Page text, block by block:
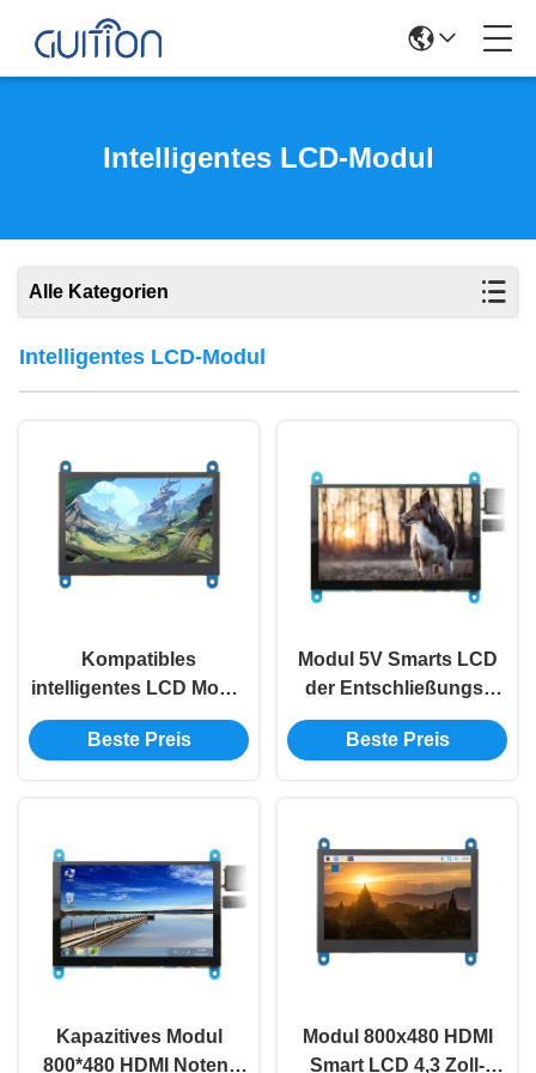
Intelligentes LCD-Modul
Alle Kategorien
Intelligentes LCD-Modul
Kompatibles
intelligentes LCD Modul
0.34A 800x480 HDMI
Modul 4,3 Zoll Tft Lcd
Beste Preis
Modul 5V Smarts LCD
der Entschließungs-
800x480 5 Zoll Lcd-
Modul für Himbeere
Beste Preis
Kapazitives Modul
800*480 HDMI Noten-
Modul 800x480 HDMI
Smart LCD 4,3 Zoll-